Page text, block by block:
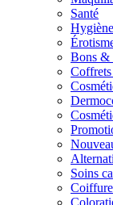
Santé
Hygiène
Bons &
Coffrets
Soins
Coiffure